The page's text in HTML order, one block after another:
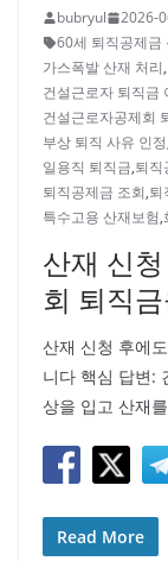
bubryul 2026-
60세 퇴직공제금
가스폭발 산재 처리,
건설근로자 퇴직금
건설근로자공제회
부상 퇴직 사유 인정
일용직 퇴직금,퇴직
퇴직공제금 조회,퇴
특수고용 산재보험,
산재 신
회 퇴직
산재 신청 후에
니다 핵심 답변:
상을 입고 산재
Read More